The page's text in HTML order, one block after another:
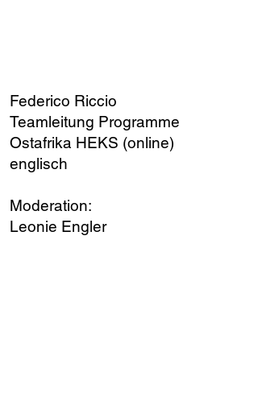
Federico Riccio
Teamleitung Programme
Ostafrika HEKS (online)
englisch
Moderation:
Leonie Engler